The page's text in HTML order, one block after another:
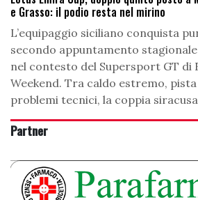
e Grasso: il podio resta nel mirino
L’equipaggio siciliano conquista
secondo appuntamento
nel contesto del Supersport GT di
Weekend. Tra caldo estremo,
problemi tecnici, la coppia
Partner